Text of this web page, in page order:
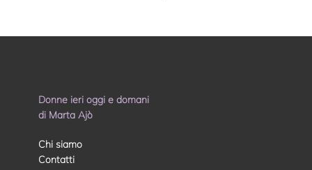
Donne ieri oggi e domani
di Marta Ajò
Chi siamo
Contatti